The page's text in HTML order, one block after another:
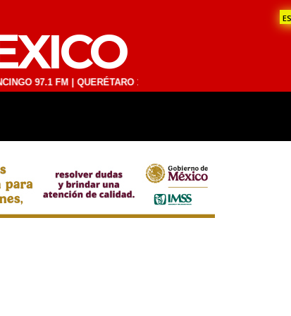
FM | QUERÉTARO 103.1 FM | SAN JUAN DEL RÍO 93.1
JUAN DEL RÍO 93.1 FM | GUADALAJARA